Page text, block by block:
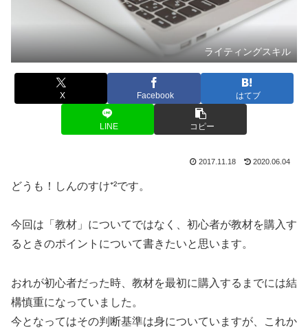
ライティングスキル
X Facebook はてブ
LINE コピー
2017.11.18 2020.06.04
どうも！しんのすけ⁺²です。
今回は「教材」についてではなく、初心者が教材を購入す
るときのポイントについて書きたいと思います。
おれが初心者だった時、教材を最初に購入するまでには結
構慎重になっていました。
今となってはその判断基準は身についていますが、これか